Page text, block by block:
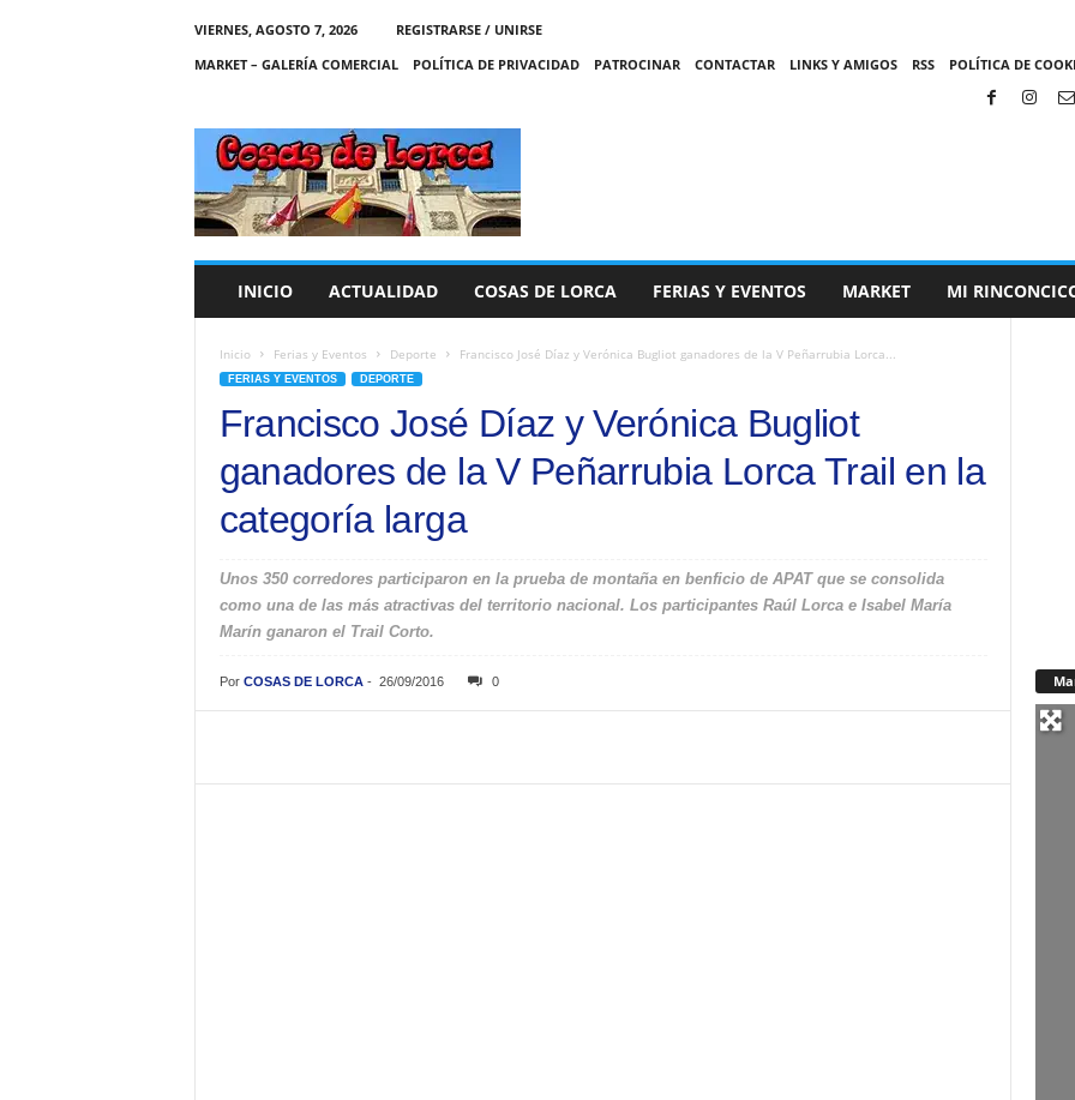
VIERNES, AGOSTO 7, 2026
REGISTRARSE / UNIRSE
MARKET – GALERÍA COMERCIAL
POLÍTICA DE PRIVACIDAD PATROCINAR CONTACTAR LINKS Y AMIGOS RSS POLÍTICA DE
C
A
S
INICIO ACTUALIDAD COSAS DE LORCA FERIAS Y EVENTOS MARKET MI
Inicio Ferias y Eventos Deporte Francisco José Díaz y Verónica Bugliot ganadores de la V Peñarrubia Lorca...
FERIAS Y EVENTOS DEPORTE
Francisco José Díaz y Verónica Bugliot
ganadores de la V Peñarrubia Lorca Trail en la
categoría larga
Unos 350 corredores participaron en la prueba de montaña en benficio de APAT que se consolida
como una de las más atractivas del territorio nacional. Los participantes Raúl Lorca e Isabel María
Marín ganaron el Trail Corto.
Por COSAS DE LORCA- 26/09/2016 0